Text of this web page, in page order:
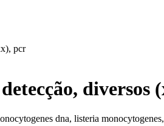
pcr
diversos
dna, listeria